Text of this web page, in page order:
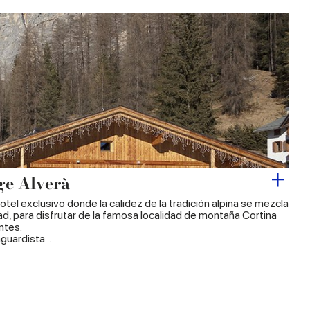
Alverà
exclusivo donde la calidez de la tradición alpina se mezcla
para disfrutar de la famosa localidad de montaña Cortina